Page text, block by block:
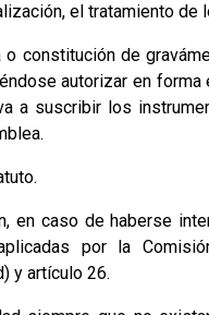
el tratamiento de
constitución de
autorizar en
a suscribir los
en caso de haberse
por la
y artículo 26.